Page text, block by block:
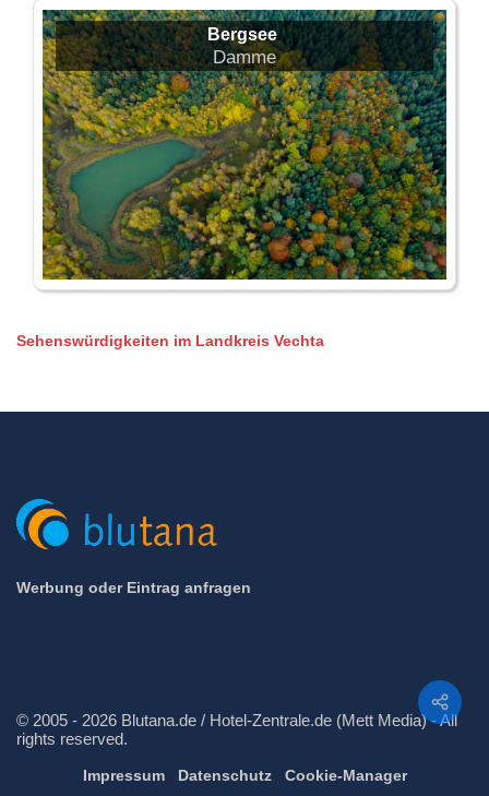
Teilen
Bergsee
Damme
Sehenswürdigkeiten im Landkreis Vechta
Werbung oder Eintrag anfragen
© 2005 - 2026 Blutana.de / Hotel-Zentrale.de (Mett Media) - All
rights reserved.
Impressum Datenschutz Cookie-Manager